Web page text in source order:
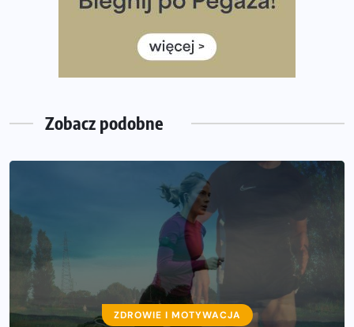
Rozbiegany Olsztyn szykuje się na weekend z
Już w tę sobotę 35. Bieg Powstania Warszawskiego.
Wystartuje rekordowa liczba uczestników
Zobacz podobne
ZDROWIE I MOTYWACJA